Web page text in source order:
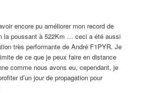
encore pu améliorer mon record de
la poussant à 522Km … ceci a été aussi
très performante de André F1PYR. Je
de ce que je peux faire en distance
comme nous avons eu, cependant, je
d’un jour de propagation pour